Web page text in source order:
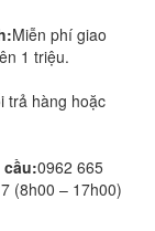
Miễn phí giao
1 triệu.
trả hàng hoặc
cầu:0962 665
(8h00 – 17h00)